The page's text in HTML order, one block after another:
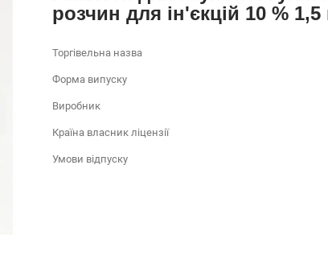
розчин для ін'єкцій 10 %
Торгівельна назва
Форма випуску
Виробник
Країна власник ліцензії
Умови відпуску